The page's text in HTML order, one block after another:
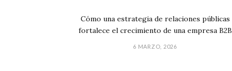
Cómo una estrategia de relaciones públicas
fortalece el crecimiento de una empresa B2B
6 MARZO, 2026